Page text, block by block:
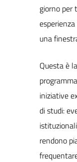
giorno per
una
Questa è
iniziative
di studi:
rendono